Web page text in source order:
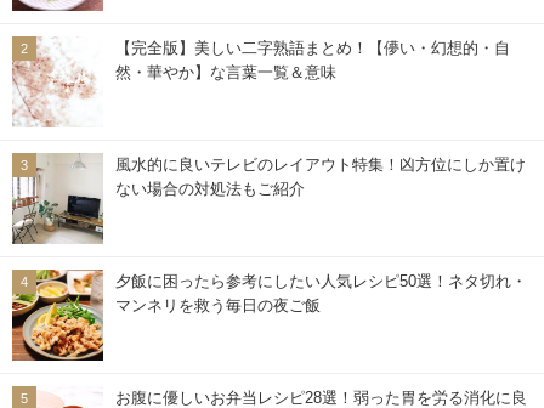
【完全版】美しい二字熟語まとめ！【儚い・幻想的・自
然・華やか】な言葉一覧＆意味
風水的に良いテレビのレイアウト特集！凶方位にしか置け
ない場合の対処法もご紹介
夕飯に困ったら参考にしたい人気レシピ50選！ネタ切れ・
マンネリを救う毎日の夜ご飯
お腹に優しいお弁当レシピ28選！弱った胃を労る消化に良